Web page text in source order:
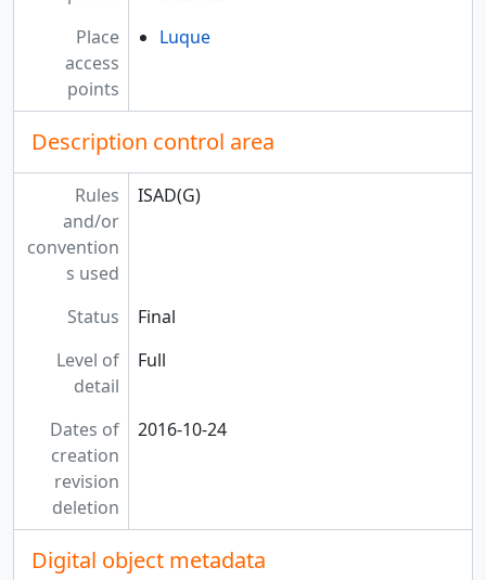
Place
access
points
Luque
Description control area
Rules
and/or
convention
s used
ISAD(G)
Status
Final
Level of
detail
Full
Dates of
creation
revision
deletion
2016-10-24
Digital object metadata